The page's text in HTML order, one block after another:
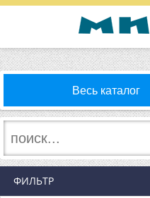
Весь каталог
ФИЛЬТР